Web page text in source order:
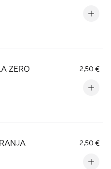
ZERO 2,50 €
2,50 €